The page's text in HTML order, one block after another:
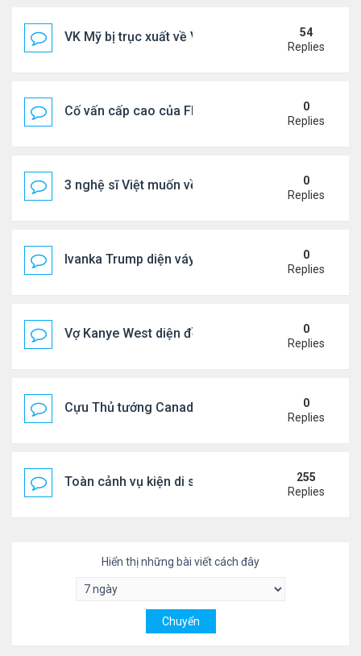
VK Mỹ bị trục xuất về VN sống ra sao
54
Replies
Cố vấn cấp cao của FIFA từ chức để phán đối
0
Replies
3 nghệ sĩ Việt muốn về VN nhưng số phận an bài
0
Replies
Ivanka Trump diện váy hở eo táo bạo, khoe vòng
0
Replies
Vợ Kanye West diện đồ xẻ bạo, dự tiệc ở đảo Ibiza
0
Replies
Cựu Thủ tướng Canada đắm đuối khóa môi Katy
0
Replies
Toàn cảnh vụ kiện di sản CNS VŨ LINH
255
Replies
Hiển thị những bài viết cách đây